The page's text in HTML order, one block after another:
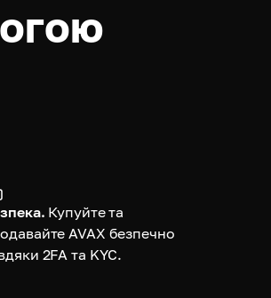
Купуйте та
AVAX безпечно
2FA та KYC.